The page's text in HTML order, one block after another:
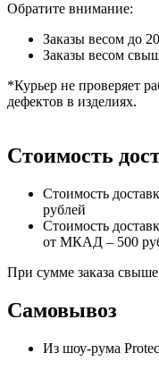
Обратите внимание:
Заказы весом до
Заказы весом
*Курьер не проверяет
дефектов в изделиях.
Стоимость
Стоимость
рублей
Стоимость
от МКАД – 500
При сумме заказа свыше
Самовывоз
Из шоу-рума